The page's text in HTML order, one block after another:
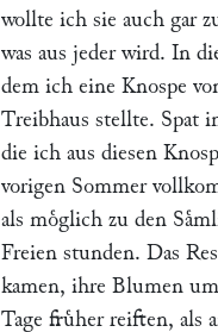
wollte ich sie auch gar
was aus jeder wird. In
dem ich eine Knospe
Treibhaus stellte. Spat
die ich aus diesen
vorigen Sommer
als moͤglich zu den
Freien stunden. Das
kamen, ihre Blumen
Tage fruͤher reiften, als